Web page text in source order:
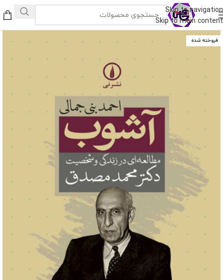
Skip to navigation
Skip to main content
فروخته شده